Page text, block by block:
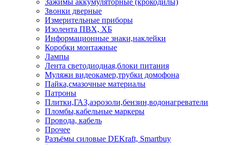
Звонки дверные
Измерительные приборы
Изолента ПВХ, ХБ
Информационные знаки,наклейки
Коробки монтажные
Лампы
Лента светодиодная,блоки питания
Муляжи видеокамер,трубки домофона
Пайка,смазочные материалы
Патроны
Плитки,ГАЗ,аэрозоли,бензин,водонагреватели
Пломбы,кабельные маркеры
Провода, кабель
Прочее
Разъёмы силовые DEKraft, Smartbuy